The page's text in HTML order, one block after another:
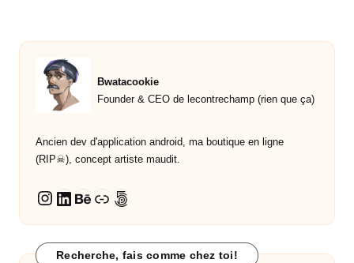
publications
Bwatacookie
Founder & CEO de lecontrechamp (rien que ça)
Ancien dev d'application android, ma boutique en ligne
(RIP☠︎︎), concept artiste maudit.
Instagram
LinkedIn
Behance
Lien500px
Recherche, fais comme chez toi!